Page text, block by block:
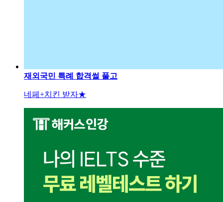
재외국민 특례 합격썰 풀고
네페+치킨 받자★